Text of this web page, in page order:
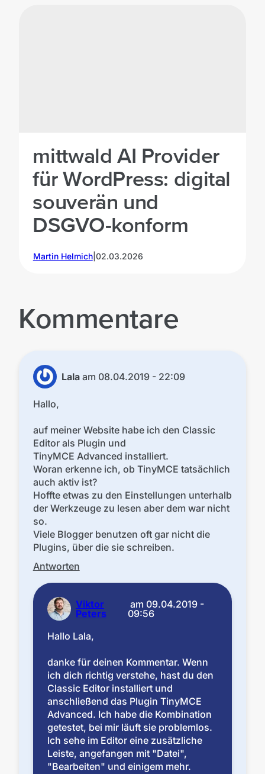
mittwald AI Provider
für WordPress: digital
souverän und
DSGVO-konform
Martin Helmich| 02.03.2026
Kommentare
Lala am 08.04.2019 - 22:09
Hallo,
auf meiner Website habe ich den Classic
Editor als Plugin und
TinyMCE Advanced installiert.
Woran erkenne ich, ob TinyMCE tatsächlich
auch aktiv ist?
Hoffte etwas zu den Einstellungen unterhalb
der Werkzeuge zu lesen aber dem war nicht
so.
Viele Blogger benutzen oft gar nicht die
Plugins, über die sie schreiben.
Antworten
Viktor
Peters
am 09.04.2019 -
09:56
Hallo Lala,
danke für deinen Kommentar. Wenn
ich dich richtig verstehe, hast du den
Classic Editor installiert und
anschließend das Plugin TinyMCE
Advanced. Ich habe die Kombination
getestet, bei mir läuft sie problemlos.
Ich sehe im Editor eine zusätzliche
Leiste, angefangen mit "Datei",
"Bearbeiten" und einigem mehr.